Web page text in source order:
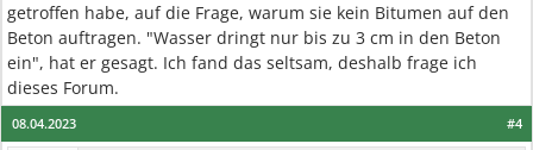
getroffen habe, auf die Frage, warum sie kein Bitumen auf den
Beton auftragen. "Wasser dringt nur bis zu 3 cm in den Beton
ein", hat er gesagt. Ich fand das seltsam, deshalb frage ich
dieses Forum.
#4
08.04.2023